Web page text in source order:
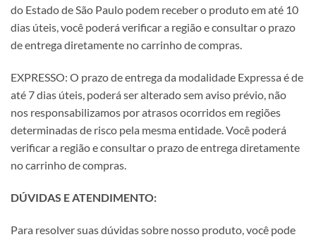
do Estado de São Paulo podem receber o produto em até 10
dias úteis, você poderá verificar a região e consultar o prazo
de entrega diretamente no carrinho de compras.
EXPRESSO: O prazo de entrega da modalidade Expressa é de
até 7 dias úteis, poderá ser alterado sem aviso prévio, não
nos responsabilizamos por atrasos ocorridos em regiões
determinadas de risco pela mesma entidade. Você poderá
verificar a região e consultar o prazo de entrega diretamente
no carrinho de compras.
DÚVIDAS E ATENDIMENTO:
Para resolver suas dúvidas sobre nosso produto, você pode